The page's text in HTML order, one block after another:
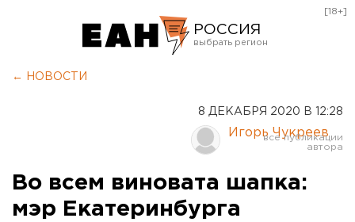
РОССИЯ
Курган
Оренбург
[18+]
← НОВОСТИ
8 ДЕКАБРЯ 2020 В 12:28
Игорь Чукреев
Во всем виновата шапка:
мэр Екатеринбурга